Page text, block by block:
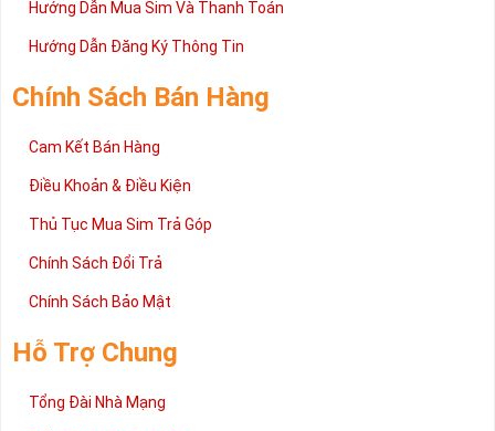
Trên đây là những chia sẻ chi tiết về dòng sim số đẹp Tứ Quý
2 đang được rất nhiều khách hàng tin tưởng lựa chọn trên thị
cấp trong bài viết này sẽ giúp bạn hiểu rõ ý nghĩa và các bước đặt
mua sim số tại Sim Tiền Giang nhanh chóng nhất.
Chúc quý khách tìm được chiếc sim Tứ quý 2 như ý!
Hướng Dẫn Mua Sim Và Thanh Toán
Hướng Dẫn Đăng Ký Thông Tin
Chính Sách Bán Hàng
Cam Kết Bán Hàng
Điều Khoản & Điều Kiện
Thủ Tục Mua Sim Trả Góp
Chính Sách Đổi Trả
Chính Sách Bảo Mật
Hỗ Trợ Chung
Tổng Đài Nhà Mạng